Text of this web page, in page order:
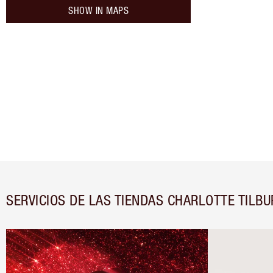
SHOW IN MAPS
SERVICIOS DE LAS TIENDAS CHARLOTTE